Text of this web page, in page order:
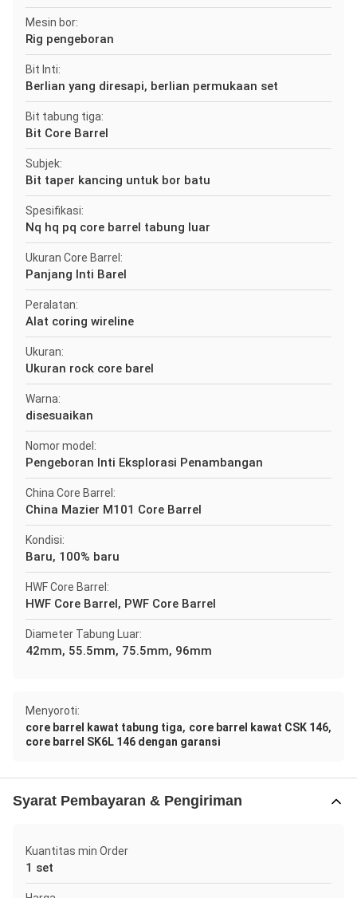
Mesin bor:
Rig pengeboran
Bit Inti:
Berlian yang diresapi, berlian permukaan set
Bit tabung tiga:
Bit Core Barrel
Subjek:
Bit taper kancing untuk bor batu
Spesifikasi:
Nq hq pq core barrel tabung luar
Ukuran Core Barrel:
Panjang Inti Barel
Peralatan:
Alat coring wireline
Ukuran:
Ukuran rock core barel
Warna:
disesuaikan
Nomor model:
Pengeboran Inti Eksplorasi Penambangan
China Core Barrel:
China Mazier M101 Core Barrel
Kondisi:
Baru, 100% baru
HWF Core Barrel:
HWF Core Barrel, PWF Core Barrel
Diameter Tabung Luar:
42mm, 55.5mm, 75.5mm, 96mm
Menyoroti:
core barrel kawat tabung tiga, core barrel kawat CSK 146,
core barrel SK6L 146 dengan garansi
Syarat Pembayaran & Pengiriman
Kuantitas min Order
1 set